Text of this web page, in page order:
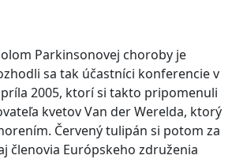
Parkinsonovej choroby je
sa tak účastníci konferencie v
2005, ktorí si takto pripomenuli
kvetov Van der Werelda, ktorý
Červený tulipán si potom za
členovia Európskeho združenia